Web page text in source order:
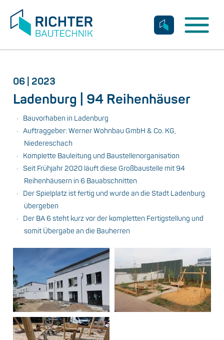
Kontakt
06 | 2023
Ladenburg | 94 Reihenhäuser
Bauvorhaben in Ladenburg
Auftraggeber: Werner Wohnbau GmbH & Co. KG,
Niedereschach
Komplette Bauleitung und Baustellenorganisation
Seit Frühjahr 2020 läuft diese Großbaustelle mit 94
Reihenhäusern in 6 Bauabschnitten
Der Spielplatz ist fertig und wurde an die Stadt Ladenburg
übergeben
Der BA 6 steht kurz vor der kompletten Fertigstellung und
somit Übergabe an die Bauherren
Kontakt